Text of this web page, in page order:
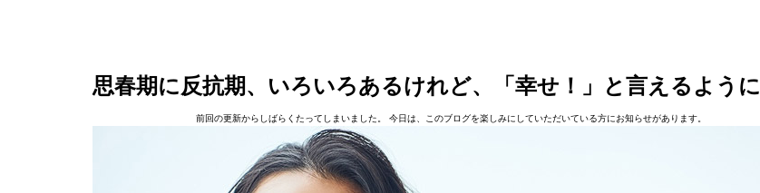
思春期に反抗期、いろいろあるけれど、「幸せ！」と言えるように
前回の更新からしばらくたってしまいました。 今日は、このブログを楽しみにしていただいている方にお知らせがあります。